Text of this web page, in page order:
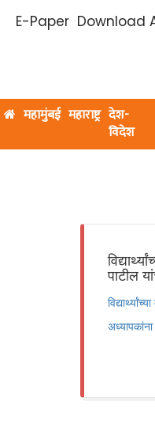
E-Paper Download
महामुंबई महाराष्ट्र देश-
विदेश
पाटील